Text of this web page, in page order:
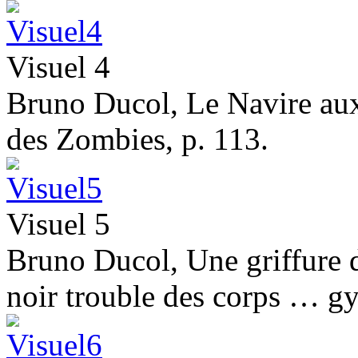
Visuel 4
Bruno Ducol, Le Navire
des Zombies, p. 113.
Visuel 5
Bruno Ducol, Une griffure
noir trouble des corps …